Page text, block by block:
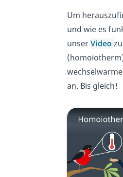
Um
und wie es
unserVideo
an. Bis gleich!